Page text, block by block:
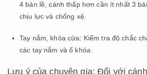
4 bản lề, cánh thấp hơn cần ít nhất 3
chịu lực và chống xệ.
Tay nắm, khóa cửa: Kiểm tra độ chắc
các tay nắm và ổ khóa.
Lưu ý của chuyên gia: Đối với